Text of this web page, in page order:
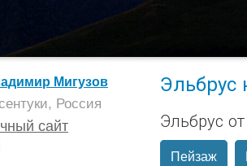
Мигузов
Россия
сайт
Эльбрус
Эльбрус
Пейзаж